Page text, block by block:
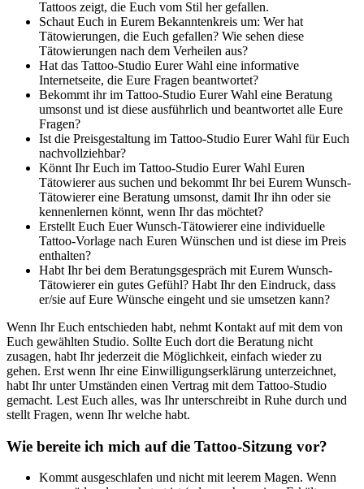
Tattoos zeigt, die Euch vom Stil her gefallen.
Schaut Euch in Eurem Bekanntenkreis um: Wer hat
Tätowierungen, die Euch gefallen? Wie sehen diese
Tätowierungen nach dem Verheilen aus?
Hat das Tattoo-Studio Eurer Wahl eine informative
Internetseite, die Eure Fragen beantwortet?
Bekommt ihr im Tattoo-Studio Eurer Wahl eine Beratung
umsonst und ist diese ausführlich und beantwortet alle Eure
Fragen?
Ist die Preisgestaltung im Tattoo-Studio Eurer Wahl für Euch
nachvollziehbar?
Könnt Ihr Euch im Tattoo-Studio Eurer Wahl Euren
Tätowierer aus suchen und bekommt Ihr bei Eurem Wunsch-
Tätowierer eine Beratung umsonst, damit Ihr ihn oder sie
kennenlernen könnt, wenn Ihr das möchtet?
Erstellt Euch Euer Wunsch-Tätowierer eine individuelle
Tattoo-Vorlage nach Euren Wünschen und ist diese im Preis
enthalten?
Habt Ihr bei dem Beratungsgespräch mit Eurem Wunsch-
Tätowierer ein gutes Gefühl? Habt Ihr den Eindruck, dass
er/sie auf Eure Wünsche eingeht und sie umsetzen kann?
Wenn Ihr Euch entschieden habt, nehmt Kontakt auf mit dem von
Euch gewählten Studio. Sollte Euch dort die Beratung nicht
zusagen, habt Ihr jederzeit die Möglichkeit, einfach wieder zu
gehen. Erst wenn Ihr eine Einwilligungserklärung unterzeichnet,
habt Ihr unter Umständen einen Vertrag mit dem Tattoo-Studio
gemacht. Lest Euch alles, was Ihr unterschreibt in Ruhe durch und
stellt Fragen, wenn Ihr welche habt.
Wie bereite ich mich auf die Tattoo-Sitzung vor?
Kommt ausgeschlafen und nicht mit leerem Magen. Wenn